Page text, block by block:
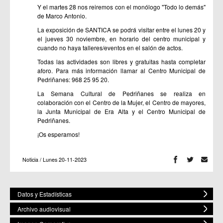
Y el martes 28 nos reiremos con el monólogo "Todo lo demás"
de Marco Antonio.
La exposición de SANTICA se podrá visitar entre el lunes 20 y
el jueves 30 noviembre, en horario del centro municipal y
cuando no haya talleres/eventos en el salón de actos.
Todas las actividades son libres y gratuitas hasta completar
aforo. Para más información llamar al Centro Municipal de
Pedriñanes: 968 25 95 20.
La Semana Cultural de Pedriñanes se realiza en
colaboración con el Centro de la Mujer, el Centro de mayores,
la Junta Municipal de Era Alta y el Centro Municipal de
Pedriñanes.
¡Os esperamos!
Noticia / Lunes 20-11-2023
Datos y Estadísticas
Archivo audiovisual